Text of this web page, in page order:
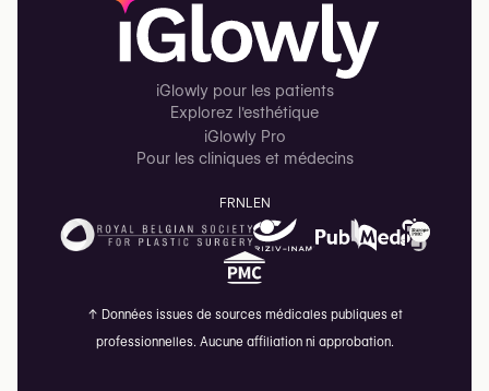
iGlowly pour les patients
Explorez l'esthétique
iGlowly Pro
Pour les cliniques et médecins
FRNLEN
↑ Données issues de sources médicales publiques et
professionnelles. Aucune affiliation ni approbation.